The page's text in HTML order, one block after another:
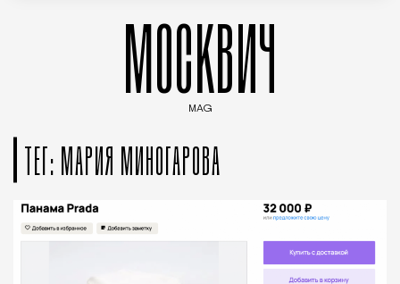
МОСКВИЧ
MAG
ТЕГ: МАРИЯ МИНОГАРОВА